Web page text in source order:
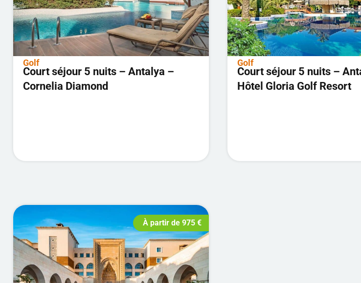
Golf
Court séjour 5 nuits – Antalya –
Cornelia Diamond
Golf
Court séjour 5 nuits –
Hôtel Gloria Golf Resort
À partir de 975 €